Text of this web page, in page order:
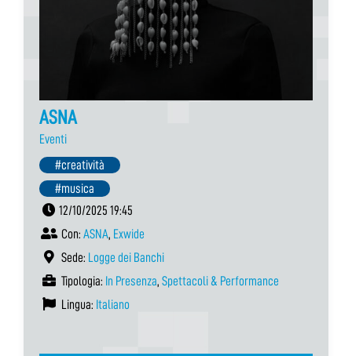
ASNA
Eventi
#creatività
#musica
12/10/2025 19:45
Con: ASNA, Exwide
Sede: Logge dei Banchi
Tipologia: In Presenza, Spettacoli & Performance
Lingua: Italiano